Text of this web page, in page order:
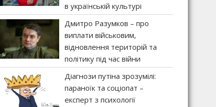
в українській культурі
Дмитро Разумков – про
виплати військовим,
відновлення територій та
політику під час війни
Діагнози путіна зрозумілі:
параноїк та соціопат –
експерт з психології